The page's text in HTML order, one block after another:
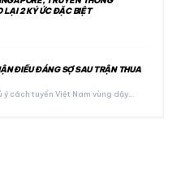
LẠI 2 KÝ ỨC ĐẶC BIỆT
ĐIỀU ĐÁNG SỢ SAU TRẬN THUA
ý cách tuyển Việt Nam vùng dậy…